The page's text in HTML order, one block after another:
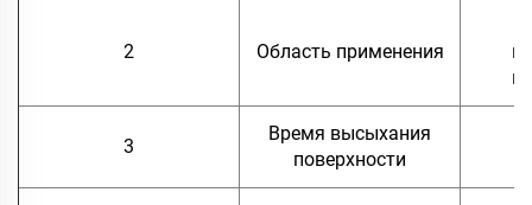
2 Область применения
3
Время высыхания
поверхности